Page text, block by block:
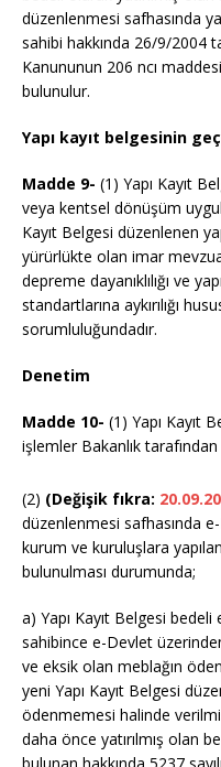
düzenlenmesi safhasında
sahibi hakkında 26/9/2004
Kanununun 206 ncı
bulunulur.
Yapı kayıt belgesinin
Madde 9- (1) Yapı Kayıt
veya kentsel dönüşüm
Kayıt Belgesi düzenlenen
yürürlükte olan imar
depreme dayanıklılığı ve
standartlarına aykırılığı
sorumluluğundadır.
Denetim
Madde 10- (1) Yapı Kayıt
işlemler Bakanlık
(2) (Değişik fıkra:
düzenlenmesi safhasında
kurum ve kuruluşlara
bulunulması durumunda;
a) Yapı Kayıt Belgesi
sahibince e-Devlet
ve eksik olan meblağın
yeni Yapı Kayıt Belgesi
ödenmemesi halinde
daha önce yatırılmış olan